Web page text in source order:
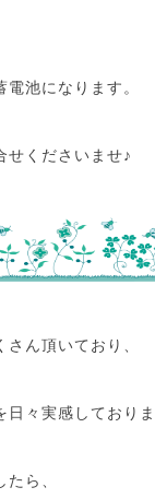
池になります。
せくださいませ♪
ん頂いており、
々実感しておりま
ら、